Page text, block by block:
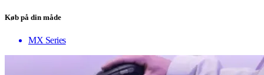
Køb på din måde
MX Series